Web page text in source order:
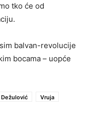
tko će od
balvan-revolucije
bocama – uopće
Dežulović
Vruja